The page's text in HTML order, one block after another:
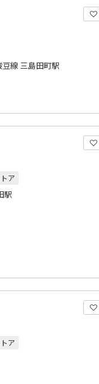
線 三島田町駅
ア
駅
ア